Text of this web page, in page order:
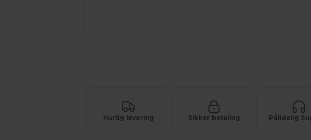
Hurtig levering Sikker betaling Pålidelig